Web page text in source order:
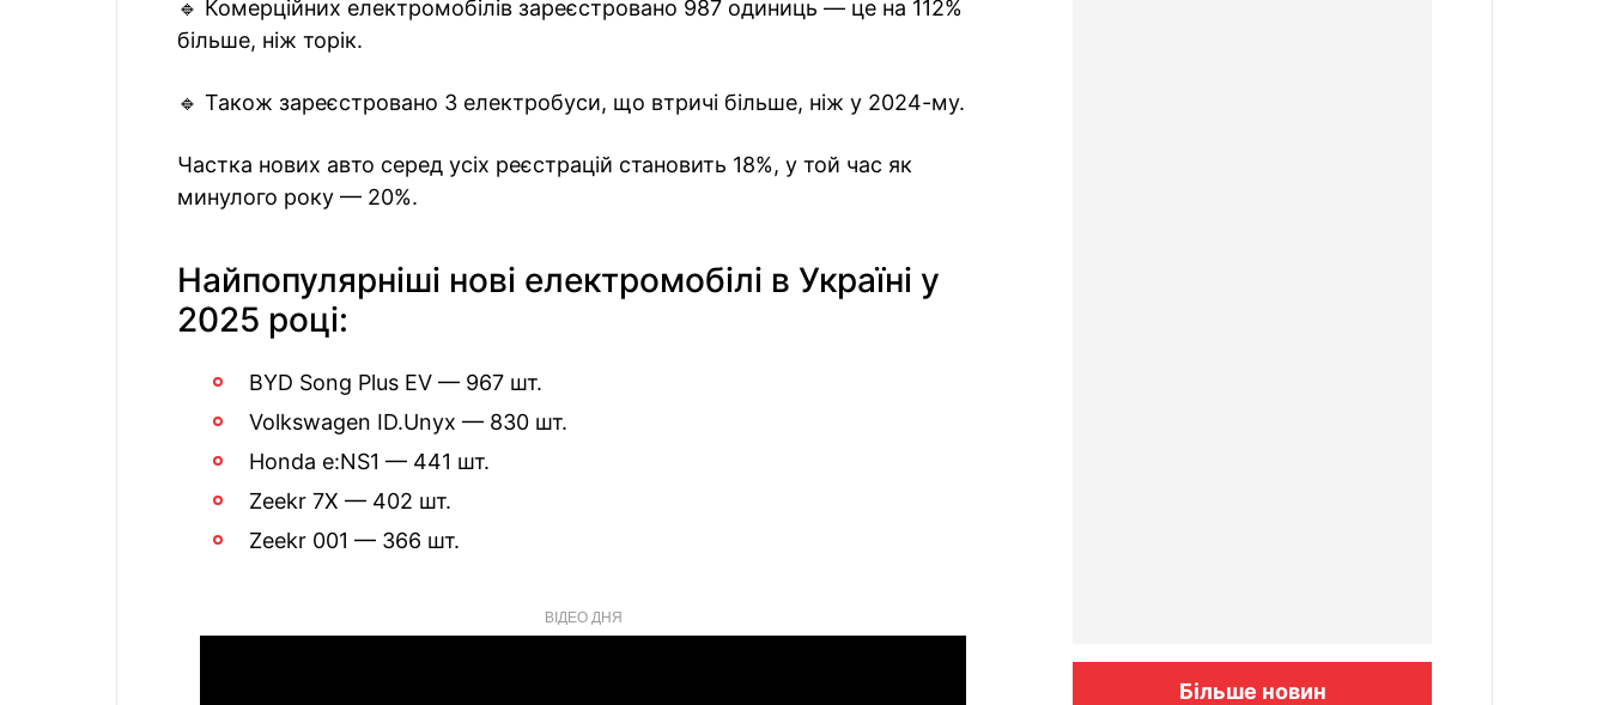
🔹 Комерційних електромобілів зареєстровано 987 одиниць — це на 112%
більше, ніж торік.
🔹 Також зареєстровано 3 електробуси, що втричі більше, ніж у 2024-му.
Частка нових авто серед усіх реєстрацій становить 18%, у той час як
минулого року — 20%.
Найпопулярніші нові електромобілі в Україні у
2025 році:
BYD Song Plus EV — 967 шт.
Volkswagen ID.Unyx — 830 шт.
Honda e:NS1 — 441 шт.
Zeekr 7X — 402 шт.
Zeekr 001 — 366 шт.
ВІДЕО ДНЯ
Більше новин